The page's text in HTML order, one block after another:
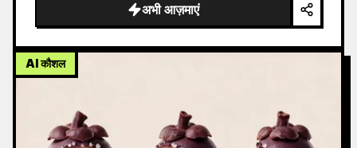
अभी आज़माएं
AI कौशल